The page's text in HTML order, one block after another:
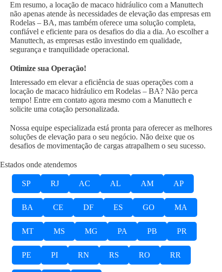
Em resumo, a locação de macaco hidráulico com a Manuttech
não apenas atende às necessidades de elevação das empresas em
Rodelas – BA, mas também oferece uma solução completa,
confiável e eficiente para os desafios do dia a dia. Ao escolher a
Manuttech, as empresas estão investindo em qualidade,
segurança e tranquilidade operacional.
Otimize sua Operação!
Interessado em elevar a eficiência de suas operações com a
locação de macaco hidráulico em Rodelas – BA? Não perca
tempo! Entre em contato agora mesmo com a Manuttech e
solicite uma cotação personalizada.
Nossa equipe especializada está pronta para oferecer as melhores
soluções de elevação para o seu negócio. Não deixe que os
desafios de movimentação de cargas atrapalhem o seu sucesso.
Estados onde atendemos
SP RJ AC AL AM AP
BA CE DF ES GO MA
MT MS MG PA PB PR
PE PI RN RS RO RR